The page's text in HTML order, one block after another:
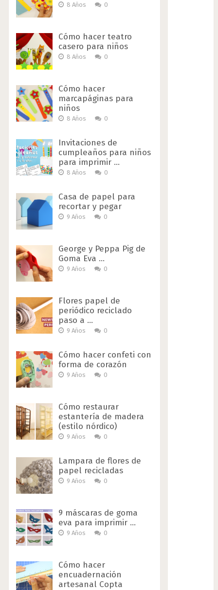
8 Años 0
Cómo hacer teatro
casero para niños
8 Años 0
Cómo hacer
marcapáginas para
niños
8 Años 0
Invitaciones de
cumpleaños para niños
para imprimir …
8 Años 0
Casa de papel para
recortar y pegar
9 Años 0
George y Peppa Pig de
Goma Eva …
9 Años 0
Flores papel de
periódico reciclado
paso a …
9 Años 0
Cómo hacer confeti con
forma de corazón
9 Años 0
Cómo restaurar
estantería de madera
(estilo nórdico)
9 Años 0
Lampara de flores de
papel recicladas
9 Años 0
9 máscaras de goma
eva para imprimir …
9 Años 0
Cómo hacer
encuadernación
artesanal Copta